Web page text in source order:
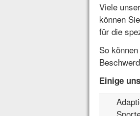
Viele
können
für die
So
Einige